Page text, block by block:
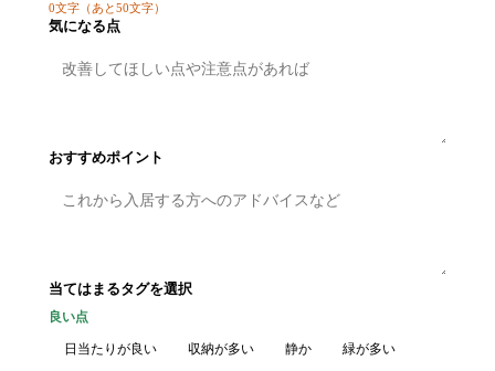
0文字 （あと50文字）
気になる点
おすすめポイント
当てはまるタグを選択
良い点
日当たりが良い 収納が多い 静か 緑が多い